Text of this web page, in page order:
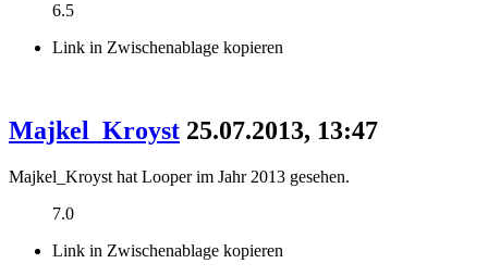
6.5
Link in Zwischenablage kopieren
Majkel_Kroyst 25.07.2013, 13:47
Majkel_Kroyst hat Looper im Jahr 2013 gesehen.
7.0
Link in Zwischenablage kopieren